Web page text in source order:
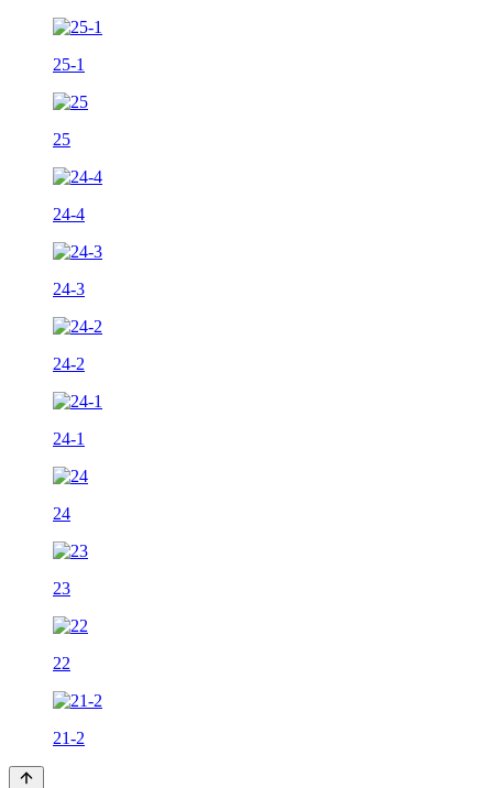
25-1
25
24-4
24-3
24-2
24-1
24
23
22
21-2